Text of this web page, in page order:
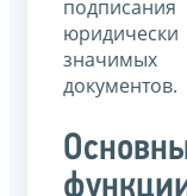
подписания
юридически
значимых
документов.